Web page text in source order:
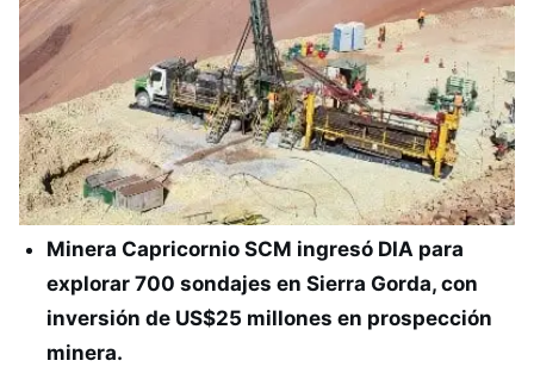
Minera Capricornio SCM ingresó DIA para
explorar 700 sondajes en Sierra Gorda, con
inversión de US$25 millones en prospección
minera.